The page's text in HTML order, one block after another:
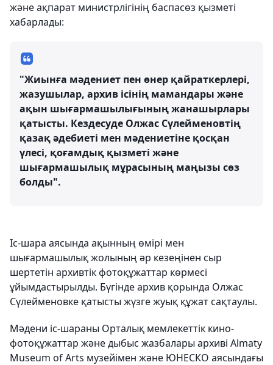
және ақпарат министрлігінің баспасөз қызметі
хабарлады:
"Жиынға мәдениет пен өнер қайраткерлері,
жазушылар, архив ісінің мамандары және
ақын шығармашылығының жанашырлары
қатысты. Кездесуде Олжас Сүлейменовтің
қазақ әдебиеті мен мәдениетіне қосқан
үлесі, қоғамдық қызметі және
шығармашылық мұрасының маңызы сөз
болды".
Іс-шара аясында ақынның өмірі мен
шығармашылық жолының әр кезеңінен сыр
шертетін архивтік фотоқұжаттар көрмесі
ұйымдастырылды. Бүгінде архив қорында Олжас
Сүлейменовке қатысты жүзге жуық құжат сақтаулы.
Мәдени іс-шараны Орталық мемлекеттік кино-
фотоқұжаттар және дыбыс жазбалары архиві Almaty
Museum of Arts музейімен және ЮНЕСКО аясындағы